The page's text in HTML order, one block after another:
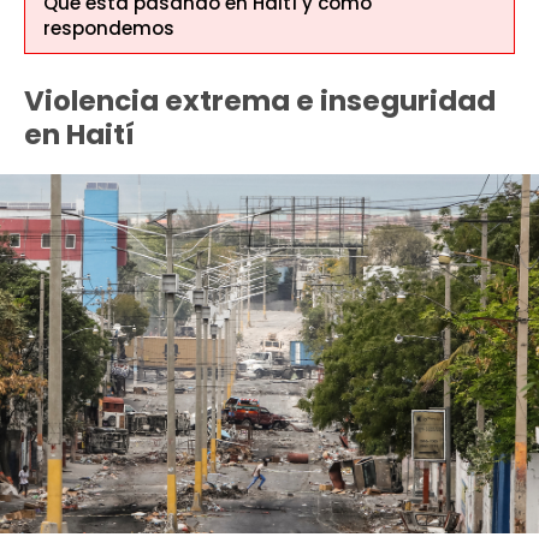
respondemos
Violencia extrema e inseguridad
en Haití